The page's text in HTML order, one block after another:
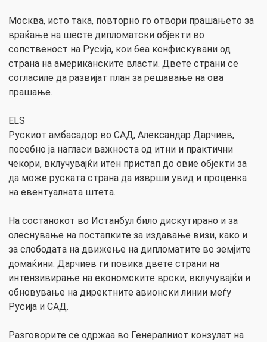
Москва, исто така, повторно го отвори прашањето за
враќање на шесте дипломатски објекти во
сопственост на Русија, кои беа конфискувани од
страна на американските власти. Двете страни се
согласиле да развијат план за решавање на ова
прашање.
ELS
Рускиот амбасадор во САД, Александар Дарчиев,
посебно ја нагласи важноста од итни и практични
чекори, вклучувајќи итен пристап до овие објекти за
да може руската страна да изврши увид и проценка
на евентуалната штета.
На состанокот во Истанбул било дискутирано и за
олеснување на постапките за издавање визи, како и
за слободата на движење на дипломатите во земјите
домаќини. Дарчиев ги повика двете страни на
интензивирање на економските врски, вклучувајќи и
обновување на директните авионски линии меѓу
Русија и САД.
Разговорите се одржаа во Генералниот конзулат на